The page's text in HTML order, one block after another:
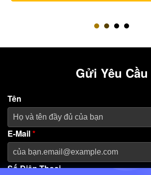
Gửi Yêu Cầu
Tên
E-Mail*
Số Điện Thoại